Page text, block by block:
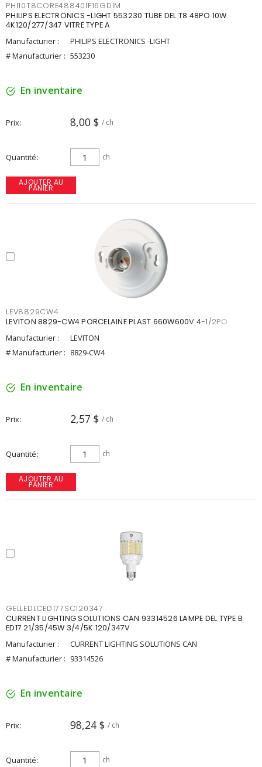
PHI10T8CORE48840IF16GDIM
PHILIPS ELECTRONICS -LIGHT 553230 TUBE DEL T8 48PO 10W
4K120/277/347 VITRE TYPE A
Manufacturier :
PHILIPS ELECTRONICS -LIGHT
# Manufacturier : 553230
En inventaire
Prix 8,00 $ / ch
Quantité ch
AJOUTER AU
PANIER
LEV8829CW4
LEVITON 8829-CW4 PORCELAINE PLAST 660W600V 4-1/2PO
Manufacturier :
LEVITON
# Manufacturier : 8829-CW4
En inventaire
Prix 2,57 $ / ch
Quantité ch
AJOUTER AU
PANIER
GELLEDLCED177SC120347
CURRENT LIGHTING SOLUTIONS CAN 93314526 LAMPE DEL TYPE B
ED17 21/35/45W 3/4/5K 120/347V
Manufacturier :
CURRENT LIGHTING SOLUTIONS CAN
# Manufacturier : 93314526
En inventaire
Prix 98,24 $ / ch
Quantité ch